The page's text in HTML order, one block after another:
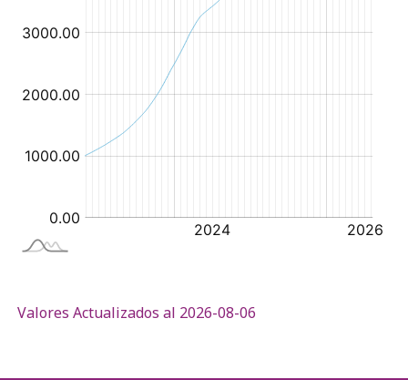
Valores Actualizados al 2026-08-06